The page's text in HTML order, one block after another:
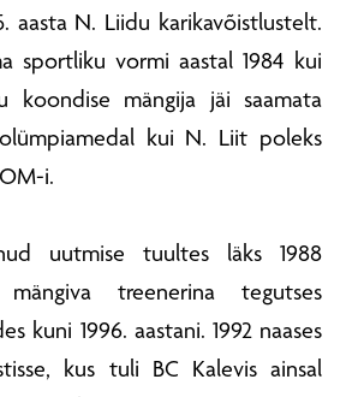
aasta N. Liidu karikavõistlustelt.
sportliku vormi aastal 1984 kui
koondise mängija jäi saamata
kui N. Liit poleks
i.
uutmise tuultes läks 1988
treenerina tegutses
kuni 1996. aastani. 1992 naases
kus tuli BC Kalevis ainsal